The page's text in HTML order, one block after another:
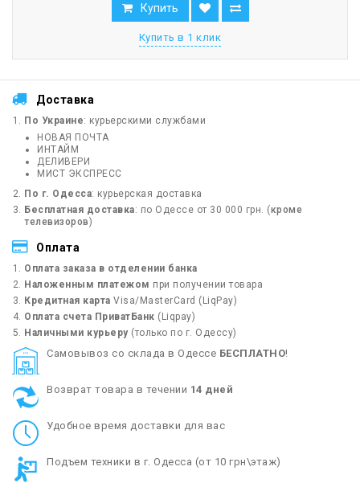
Купить
Купить в 1 клик
Доставка
По Украине: курьерскими службами
НОВАЯ ПОЧТА
ИНТАЙМ
ДЕЛИВЕРИ
МИСТ ЭКСПРЕСС
По г. Одесса: курьерская доставка
Бесплатная доставка: по Одессе от 30 000 грн. (кроме
телевизоров)
Оплата
Оплата заказа в отделении банка
Наложенным платежом при получении товара
Кредитная карта Visa/MasterCard (LiqPay)
Оплата счета ПриватБанк (Liqpay)
Наличными курьеру(только по г. Одессу)
Cамовывоз со склада в Одессе БЕСПЛАТНО!
Возврат товара в течении 14 дней
Удобное время доставки для вас
Подъем техники в г. Одесса (от 10 грн\этаж)